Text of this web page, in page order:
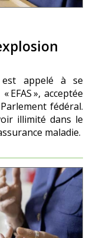
appelé à se
», acceptée
fédéral.
illimité dans le
maladie.